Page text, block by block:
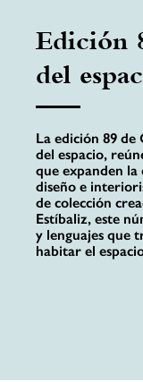
Edición
del
La edición 89 de
del espacio,
que expanden
diseño e
de colección
Estíbaliz, este
y lenguajes que
habitar el